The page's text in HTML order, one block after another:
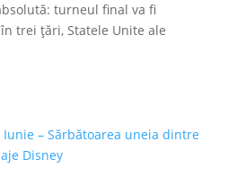
turneul final va fi
trei țări, Statele Unite ale